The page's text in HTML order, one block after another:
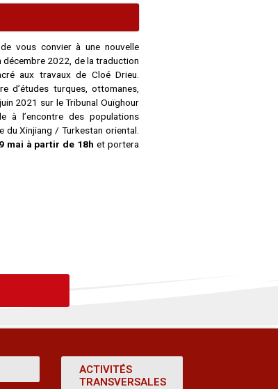
vous convier à une nouvelle
décembre 2022, de la traduction
aux travaux de Cloé Drieu.
d’études turques, ottomanes,
2021 sur le Tribunal Ouïghour
à l’encontre des populations
Xinjiang / Turkestan oriental.
mai à partir de 18h et portera
ACTIVITÉS
TRANSVERSALES